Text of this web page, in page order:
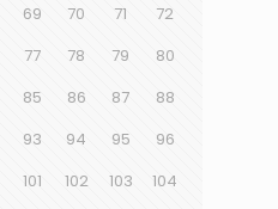
69 70 71
72
77 78 79
80
85 86 87
88
93 94 95
96
101 102 103
104